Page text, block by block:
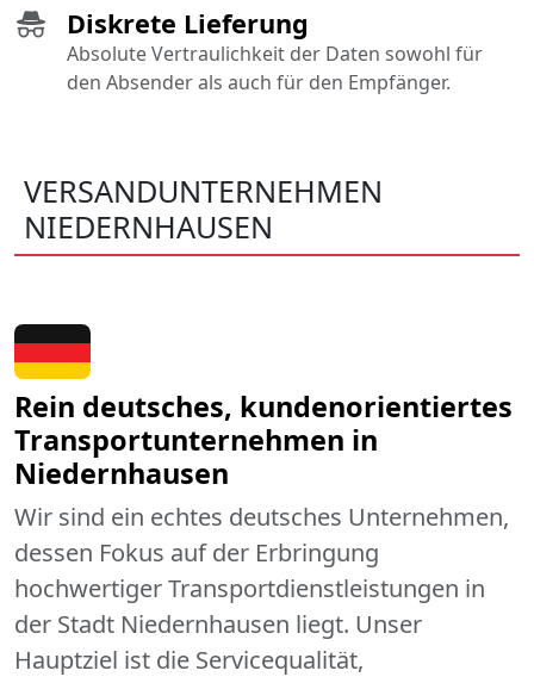
Diskrete Lieferung
Absolute Vertraulichkeit der Daten sowohl für
den Absender als auch für den Empfänger.
VERSANDUNTERNEHMEN
NIEDERNHAUSEN
Rein deutsches, kundenorientiertes
Transportunternehmen in
Niedernhausen
Wir sind ein echtes deutsches Unternehmen,
dessen Fokus auf der Erbringung
hochwertiger Transportdienstleistungen in
der Stadt Niedernhausen liegt. Unser
Hauptziel ist die Servicequalität,